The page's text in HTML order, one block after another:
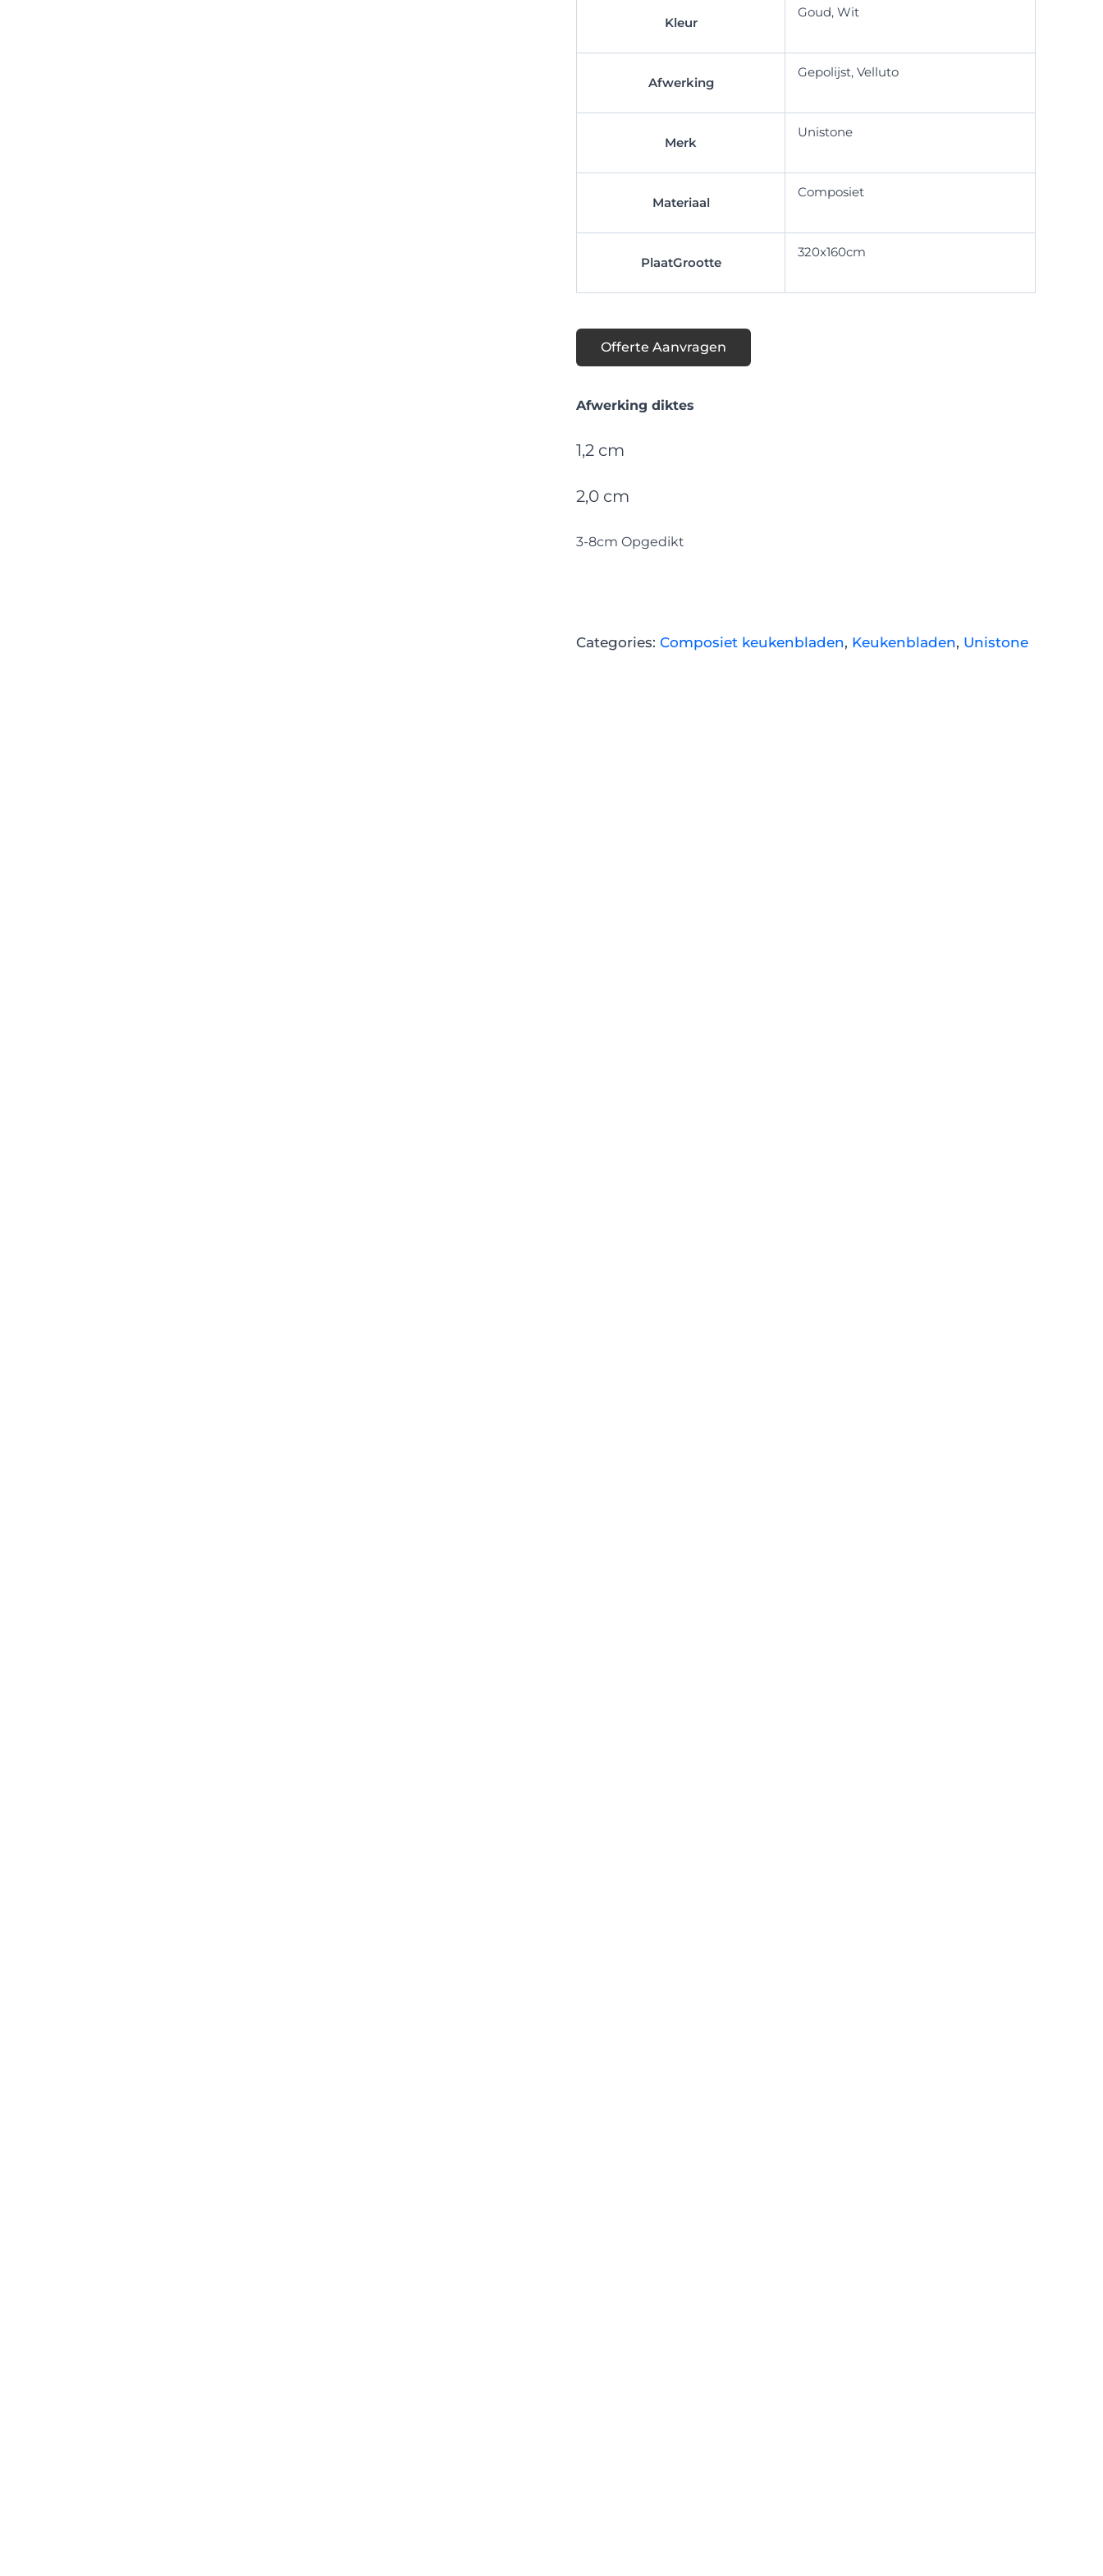
Kleur
Goud, Wit
Afwerking
Gepolijst, Velluto
Merk
Unistone
Materiaal
Composiet
PlaatGrootte
320x160cm
Offerte Aanvragen
Afwerking diktes
1,2 cm
2,0 cm
3-8cm Opgedikt
Categories: Composiet keukenbladen, Keukenbladen, Unistone